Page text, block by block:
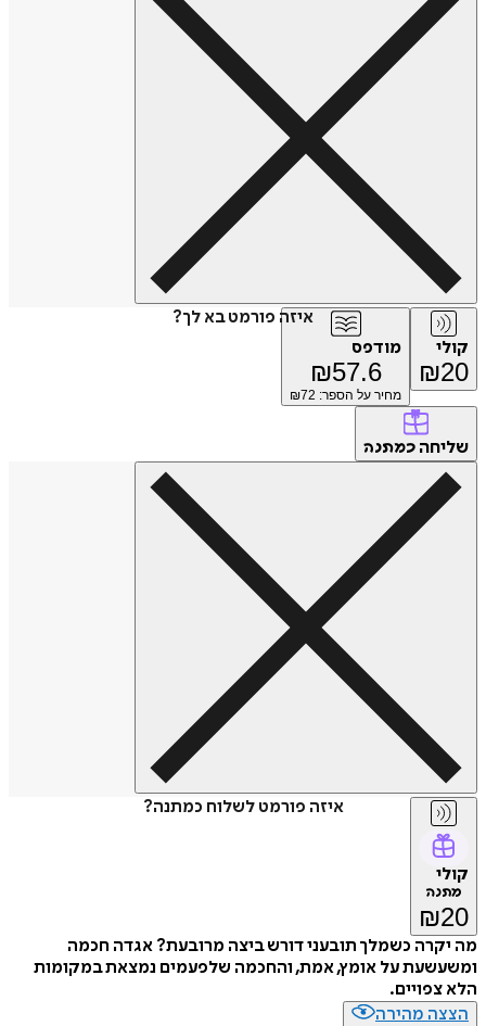
איזה פורמט בא לך?
קולי
₪20
מודפס
₪57.6
מחיר על הספר: ₪ 72
שליחה כמתנה
איזה פורמט לשלוח כמתנה?
קולי
מתנה
₪20
מה יקרה כשמלך תובעני דורש ביצה מרובעת? אגדה חכמה
ומשעשעת על אומץ, אמת, והחכמה שלפעמים נמצאת במקומות
הלא צפויים.
הצצה מהירה